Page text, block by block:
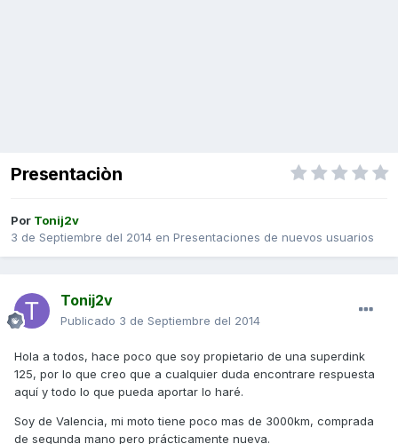
Presentaciòn
Por Tonij2v
3 de Septiembre del 2014 en Presentaciones de nuevos usuarios
Tonij2v
Publicado 3 de Septiembre del 2014
Hola a todos, hace poco que soy propietario de una superdink
125, por lo que creo que a cualquier duda encontrare respuesta
aquí y todo lo que pueda aportar lo haré.
Soy de Valencia, mi moto tiene poco mas de 3000km, comprada
de segunda mano pero prácticamente nueva.